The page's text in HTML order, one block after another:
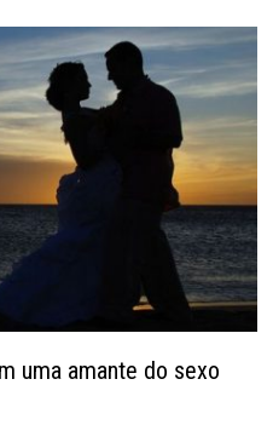
uma amante do sexo